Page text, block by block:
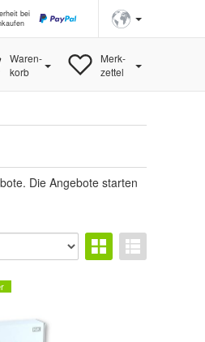
bei
Waren-
korb
Merk-
zettel
Die Angebote starten